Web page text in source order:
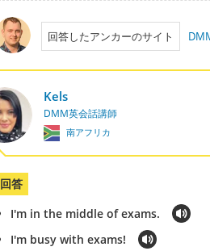
回答したアンカーのサイト
Kels
DMM英会話講師
南アフリカ
回答
I'm in the middle of exams.
I'm busy with exams!